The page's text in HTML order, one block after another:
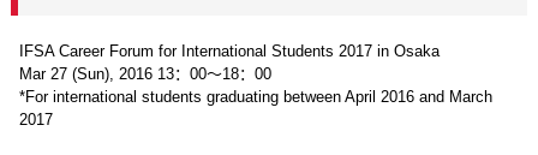
IFSA Career Forum for International Students 2017 in Osaka
Mar 27 (Sun), 2016 13：00～18：00
*For international students graduating between April 2016 and March
2017